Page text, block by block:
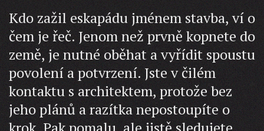
Kdo zažil eskapádu jménem stavba, ví o
čem je řeč. Jenom než prvně kopnete do
země, je nutné oběhat a vyřídit spoustu
povolení a potvrzení. Jste v čilém
kontaktu s architektem, protože bez
jeho plánů a razítka nepostoupíte o